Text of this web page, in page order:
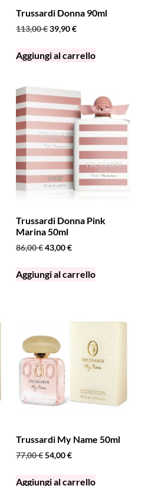
Trussardi Donna 90ml
113,00€39,90€
Aggiungi al carrello
Trussardi Donna Pink
Marina 50ml
86,00€43,00€
Aggiungi al carrello
Trussardi My Name 50ml
77,00€54,00€
Aggiungi al carrello